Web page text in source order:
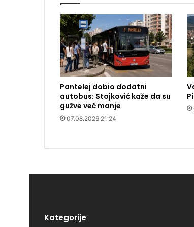
Pantelej dobio dodatni
autobus: Stojković kaže da su
gužve već manje
07.08.2026 21:24
Kategorije